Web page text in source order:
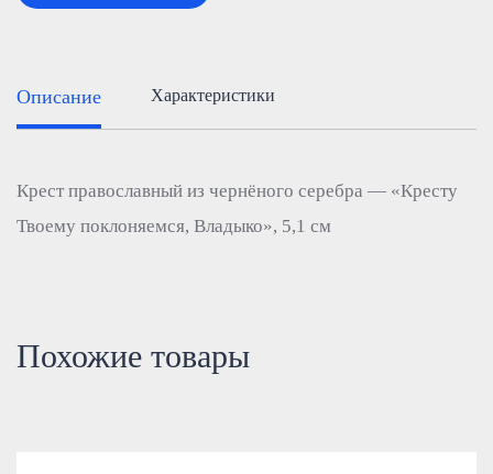
Описание Характеристики
Крест православный из чернёного серебра — «Кресту
Твоему поклоняемся, Владыко», 5,1 см
Похожие товары